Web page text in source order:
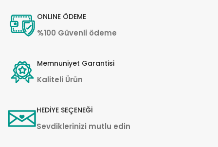
ONLINE ÖDEME
%100 Güvenli ödeme
Memnuniyet Garantisi
Kaliteli Ürün
HEDİYE SEÇENEĞİ
Sevdiklerinizi mutlu edin